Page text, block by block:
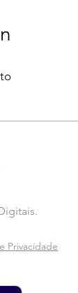
.
Privacidade